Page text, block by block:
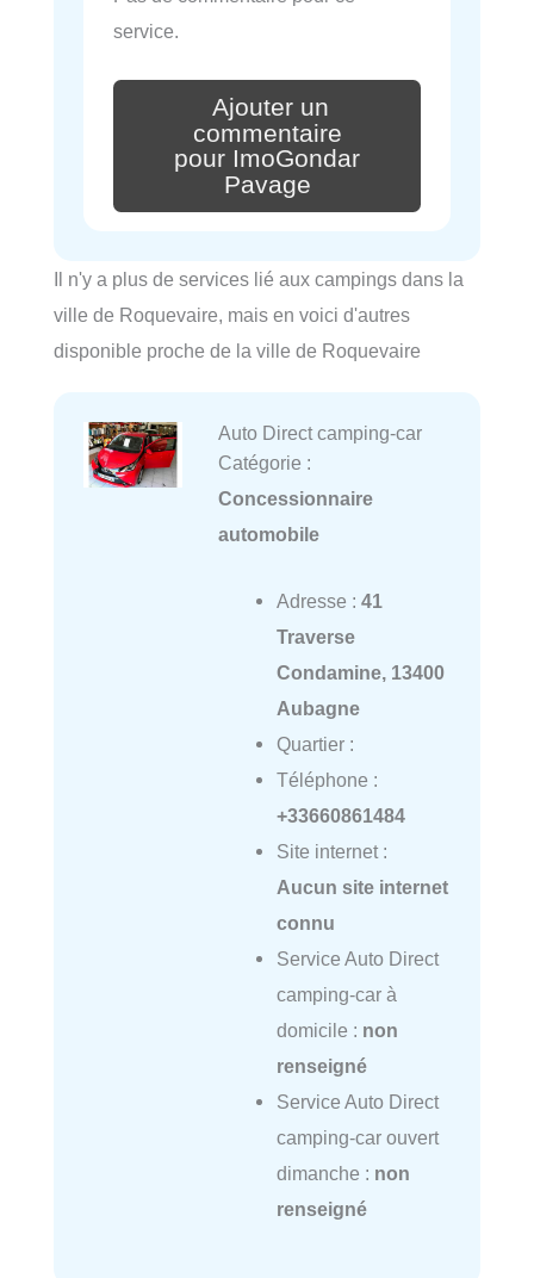
service.
Ajouter un
commentaire
pour ImoGondar
Pavage
Il n'y a plus de services lié aux campings dans la
ville de Roquevaire, mais en voici d'autres
disponible proche de la ville de Roquevaire
Auto Direct camping-car
Catégorie :
Concessionnaire
automobile
Adresse : 41
Traverse
Condamine, 13400
Aubagne
Quartier :
Téléphone :
+33660861484
Site internet :
Aucun site internet
connu
Service Auto Direct
camping-car à
domicile : non
renseigné
Service Auto Direct
camping-car ouvert
dimanche : non
renseigné